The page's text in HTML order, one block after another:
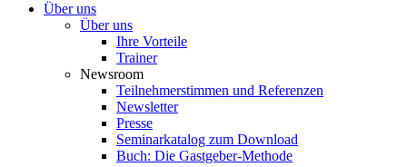
Über uns
Über uns
Ihre Vorteile
Trainer
Newsroom
Teilnehmerstimmen und Referenzen
Newsletter
Presse
Seminarkatalog zum Download
Buch: Die Gastgeber-Methode